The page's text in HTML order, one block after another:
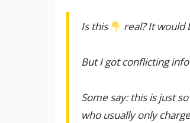
Is this real? It would
But I got conflicting
Some say: this is just
who usually only